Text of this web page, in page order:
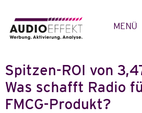
MENÜ
Spitzen-ROI von
Was schafft Radio
FMCG-Produkt?